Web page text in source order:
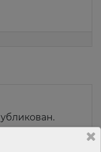
*